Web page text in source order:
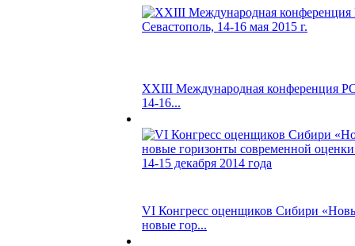
XXIII Международная конференция
14-16...
VI Конгресс оценщиков Сибири
новые гор...